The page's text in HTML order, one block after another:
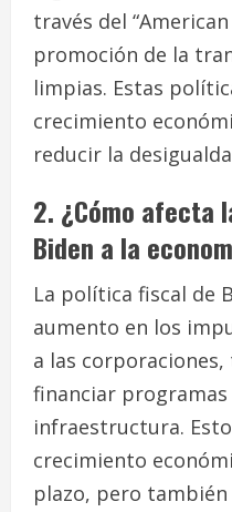
través del “American
promoción de la
limpias. Estas
crecimiento
reducir la
2. ¿Cómo afecta
Biden a la
La política fiscal de
aumento en los
a las
financiar programas
infraestructura.
crecimiento
plazo, pero